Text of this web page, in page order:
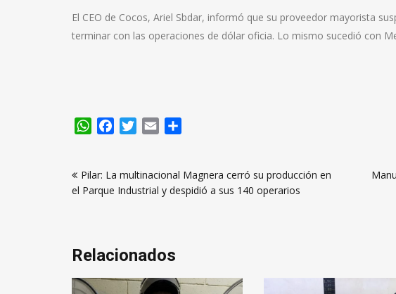
El CEO de Cocos, Ariel Sbdar, informó que su proveedor mayorista
terminar con las operaciones de dólar oficia. Lo mismo sucedió con
WhatsApp
FacebookTwitter
Email
dePilar: La multinacional Magnera cerró su producción en
el Parque Industrial y despidió a sus 140 operarios
Relacionados